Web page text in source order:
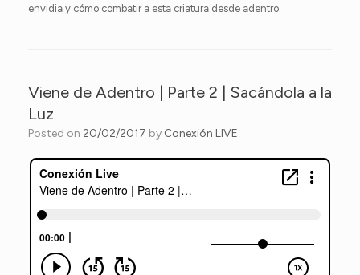
envidia y cómo combatir a esta criatura desde adentro.
Viene de Adentro | Parte 2 | Sacándola a la
Luz
Posted on 20/02/2017 by Conexión LIVE